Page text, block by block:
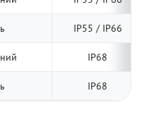
IP55 / IP66
IP68
IP68